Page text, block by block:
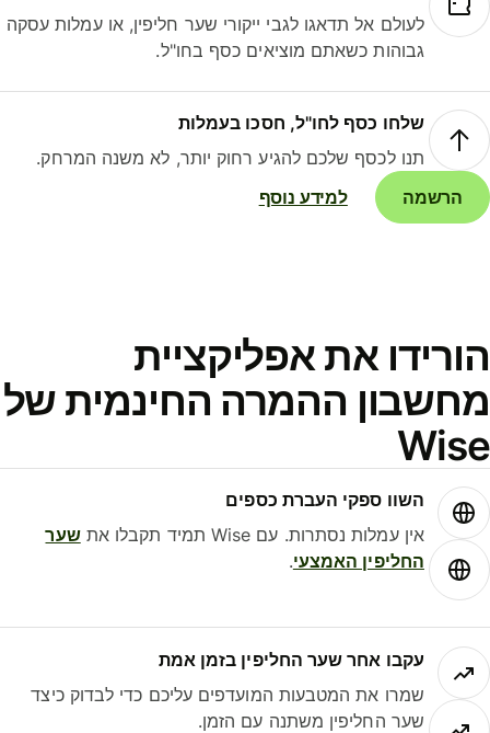
לעולם אל תדאגו לגבי ייקורי שער חליפין, או עמלות עסקה
גבוהות כשאתם מוציאים כסף בחו"ל.
שלחו כסף לחו"ל, חסכו בעמלות
תנו לכסף שלכם להגיע רחוק יותר, לא משנה המרחק.
הרשמה
למידע נוסף
את אפליקציית
ההמרה החינמית של
השוו ספקי העברת כספים
אין עמלות נסתרות. עם Wise תמיד תקבלו את
שער
החליפין האמצעי.
עקבו אחר שער החליפין בזמן אמת
שמרו את המטבעות המועדפים עליכם כדי לבדוק כיצד
שער החליפין משתנה עם הזמן.